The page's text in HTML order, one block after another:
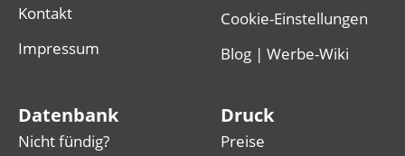
Kontakt
Impressum
Cookie-Einstellungen
Blog | Werbe-Wiki
Datenbank
Nicht fündig?
Druck
Preise